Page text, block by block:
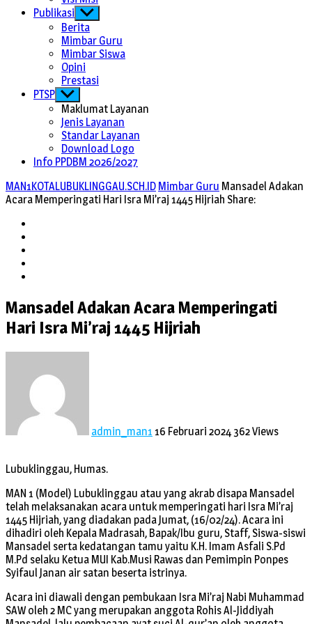
Publikasi Show
sub
menu
Berita
Mimbar Guru
Mimbar Siswa
Opini
Prestasi
PTSP Show
sub
menu
Maklumat Layanan
Jenis Layanan
Standar Layanan
Download Logo
Info PPDBM 2026/2027
MAN1KOTALUBUKLINGGAU.SCH.ID Mimbar Guru Mansadel Adakan
Acara Memperingati Hari Isra Mi’raj 1445 Hijriah Share:
Mansadel Adakan Acara Memperingati
Hari Isra Mi’raj 1445 Hijriah
admin_man1 16 Februari 2024362 Views
Lubuklinggau, Humas.
MAN 1 (Model) Lubuklinggau atau yang akrab disapa Mansadel
telah melaksanakan acara untuk memperingati hari Isra Mi’raj
1445 Hijriah, yang diadakan pada Jumat, (16/02/24). Acara ini
dihadiri oleh Kepala Madrasah, Bapak/Ibu guru, Staff, Siswa-siswi
Mansadel serta kedatangan tamu yaitu K.H. Imam Asfali S.Pd
M.Pd selaku Ketua MUI Kab.Musi Rawas dan Pemimpin Ponpes
Syifaul Janan air satan beserta istrinya.
Acara ini diawali dengan pembukaan Isra Mi’raj Nabi Muhammad
SAW oleh 2 MC yang merupakan anggota Rohis Al-Jiddiyah